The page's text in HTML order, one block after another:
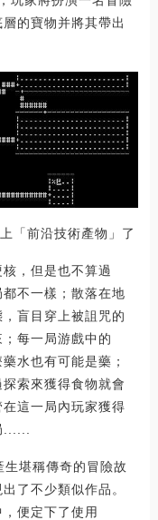
的寶物并將其帶出
「前沿技術產物」了
，但是也不算過
不一樣；散落在地
盲目穿上被詛咒的
每一局游戲中的
水也有可能是藥；
索來獲得食物就會
這一局內玩家獲得
生堪稱傳奇的冒險故
了不少類似作品。
便定下了使用